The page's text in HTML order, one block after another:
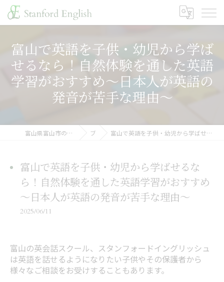
富山で英語を子供・幼児から学ば
せるなら！自然体験を通した英語
学習がおすすめ～日本人が英語の
発音が苦手な理由～
富山県富山市の幼稚園ならスタンフォードイングリッシュ ブログ 富山で英語を子供・幼児から学ばせるなら！自然体験を通した英語学習がおすすめ～日本人が英語の発音が苦手な理由～
富山で英語を子供・幼児から学ばせるな
ら！自然体験を通した英語学習がおすすめ
～日本人が英語の発音が苦手な理由～
2025/06/11
富山の英会話スクール、スタンフォードイングリッシュ
は英語を話せるようになりたい子供やその保護者から
様々なご相談をお受けすることもあります。